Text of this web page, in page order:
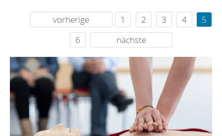
vorherige 1 2 3 4
5
6
nächste